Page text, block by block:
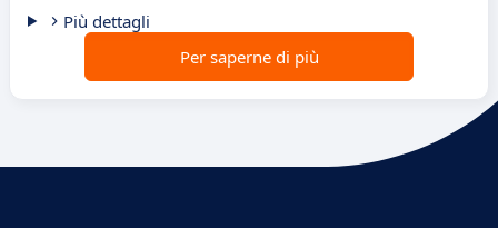
Più dettagli
Per saperne di più